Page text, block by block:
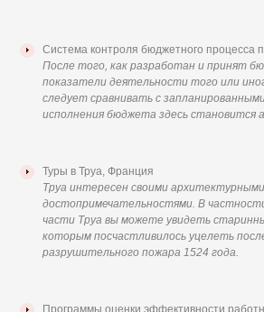
Система контроля бюджетного процесса
После того, как разработан и принят
показатели деятельности того или
следует сравнивать с
исполнения бюджета здесь становится
Туры в Труа, Франция
Труа интересен своими
достопримечательностями. В
части Труа вы можете увидеть
которым посчастливилось уцелеть
разрушительного пожара 1524 года.
Программы оценки эффективности